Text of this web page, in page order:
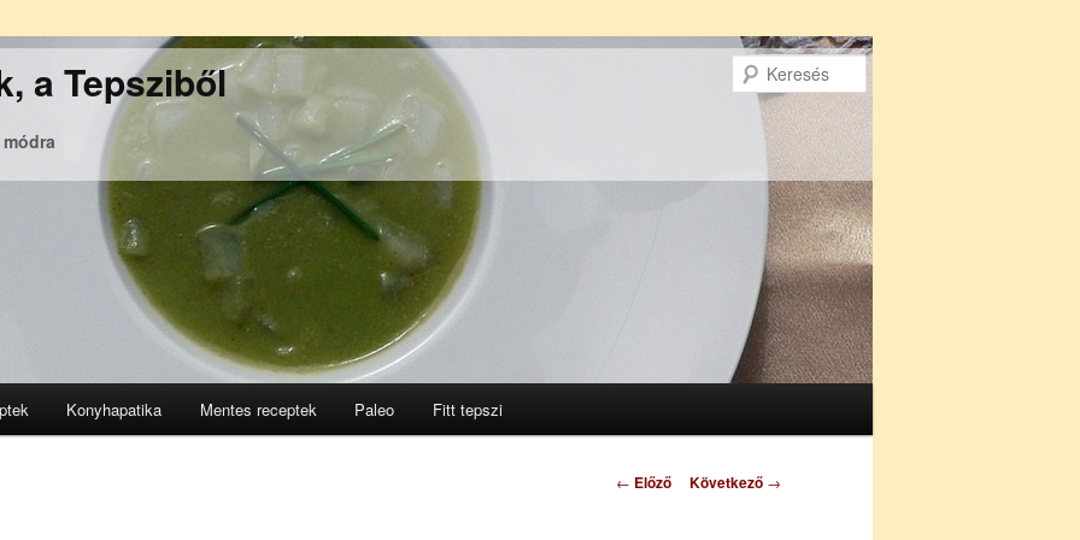
a Tepsziből Keresés
Konyhapatika Mentes receptek Paleo Fitt tepszi
Bejegyzés
← Előző Következő →